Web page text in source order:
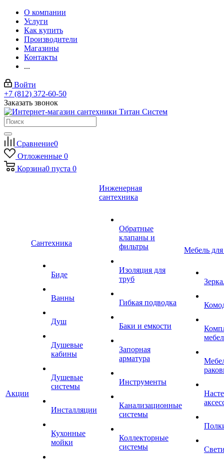
О компании
Услуги
Как купить
Производители
Магазины
Контакты
...
Войти
+7 (812) 372-60-50
Заказать звонок
Сравнение0
Отложенные 0
Корзина0 пуста 0
Акции
Сантехника
Биде
Ванны
Душ
Душевые
кабины
Душевые
системы
Инсталляции
Кухонные
мойки
Инженерная
сантехника
Обратные
клапаны и
фильтры
Изоляция для
труб
Гибкая подводка
Баки и емкости
Запорная
арматура
Инструменты
Канализационные
системы
Коллекторные
системы
Мебель